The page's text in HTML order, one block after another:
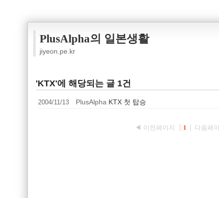
PlusAlpha의 일본생활
jiyeon.pe.kr
'KTX'에 해당되는 글 1건
2004/11/13 PlusAlpha KTX 첫 탑승
◀ 이전페이지 1 다음페